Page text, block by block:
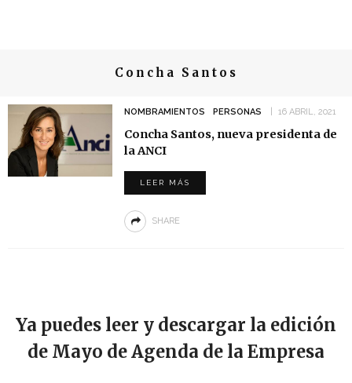
Concha Santos
NOMBRAMIENTOS PERSONAS 16 ABRIL, 2021
Concha Santos, nueva presidenta de
la ANCI
LEER MÁS
SHARE
Ya puedes leer y descargar la edición
de Mayo de Agenda de la Empresa